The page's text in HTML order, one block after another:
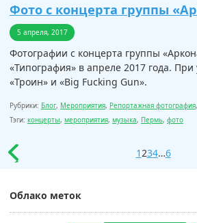
Фото с концерта группы
5 апреля, 2017
Фотографии с концерта группы
«Типография» в апреле 2017 года. При
«Троин» и «Big Fucking Gun».
Рубрики: Блог, Мероприятия, Репортажная фотография,
Тэги: концерты, мероприятия, музыка, Пермь, фото
1234…6
Облако меток